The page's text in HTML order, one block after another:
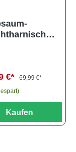
5 Sternen
€*
69,99 €*
Kaufen